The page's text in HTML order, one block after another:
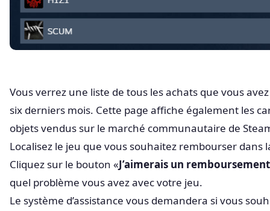
Vous verrez une liste de tous les achats que vous
six derniers mois. Cette page affiche également les
objets vendus sur le marché communautaire de
Localisez le jeu que vous souhaitez rembourser dans
Cliquez sur le bouton «J’aimerais un remboursement
quel problème vous avez avec votre jeu.
Le système d’assistance vous demandera si vous